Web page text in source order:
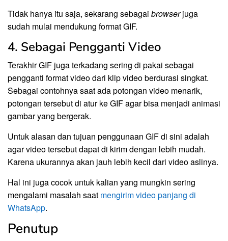
Tidak hanya itu saja, sekarang sebagai browserjuga
sudah mulai mendukung format GIF.
4. Sebagai Pengganti Video
Terakhir GIF juga terkadang sering di pakai sebagai
pengganti format video dari klip video berdurasi singkat.
Sebagai contohnya saat ada potongan video menarik,
potongan tersebut di atur ke GIF agar bisa menjadi animasi
gambar yang bergerak.
Untuk alasan dan tujuan penggunaan GIF di sini adalah
agar video tersebut dapat di kirim dengan lebih mudah.
Karena ukurannya akan jauh lebih kecil dari video aslinya.
Hal ini juga cocok untuk kalian yang mungkin sering
mengalami masalah saat mengirim video panjang di
WhatsApp.
Penutup